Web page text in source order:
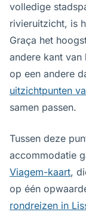
volledige
rivieruitzicht, is
Graça het
andere kant van
op een andere
uitzichtpunten
samen passen.
Tussen deze
accommodatie
Viagem-kaart,
op één
rondreizen in